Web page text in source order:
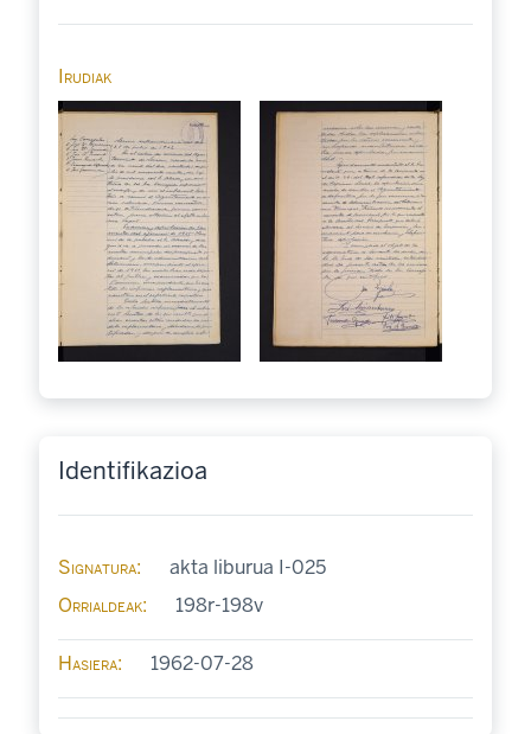
Irudiak
Identifikazioa
Signatura
akta liburua I-025
Orrialdeak
198r-198v
Hasiera 1962-07-28